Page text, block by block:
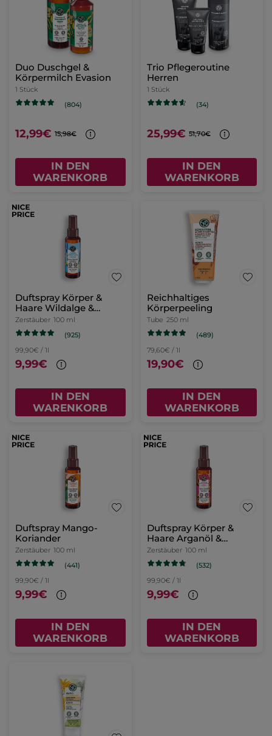
Duo Duschgel &
Körpermilch Evasion
1 Stück
(804)
12,99€ 15,98€
IN DEN
WARENKORB
Trio Pflegeroutine
Herren
1 Stück
(34)
25,99€ 51,70€
IN DEN
WARENKORB
Duftspray Körper &
Haare Wildalge &
Meerfenchel
Zerstäuber 100 ml
(925)
99,90€ / 1l
9,99€
IN DEN
WARENKORB
Reichhaltiges
Körperpeeling
Tube 250 ml
(489)
79,60€ / 1l
19,90€
IN DEN
WARENKORB
Duftspray Mango-
Koriander
Zerstäuber 100 ml
(441)
99,90€ / 1l
9,99€
IN DEN
WARENKORB
Duftspray Körper &
Haare Arganöl &
Rosenblüten
Zerstäuber 100 ml
(532)
99,90€ / 1l
9,99€
IN DEN
WARENKORB